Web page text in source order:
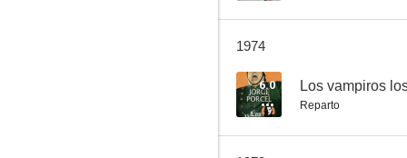
1974
6.0 Los vampiros
Reparto